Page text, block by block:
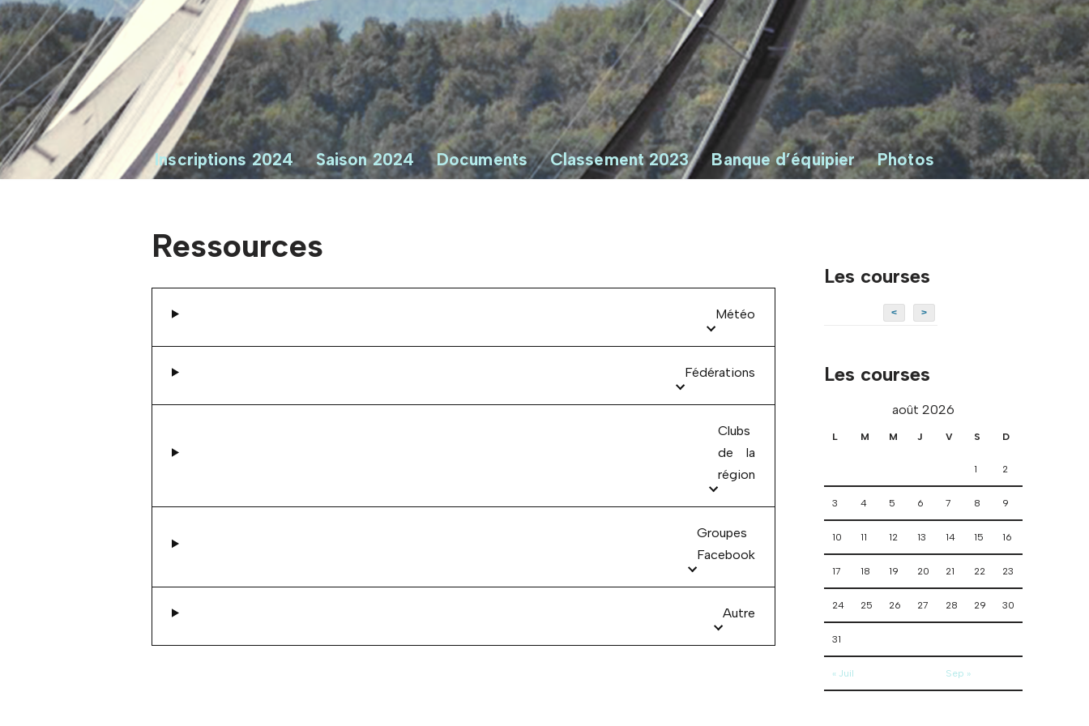
Inscriptions 2024 Saison 2024 Documents Classement 2023 Banque d’équipier Photos
Ressources
Météo
Fédérations
Clubs
de la
région
Groupes
Facebook
Autre
Les courses
< >
Les courses
août 2026
L M M J V S D
1 2
3 4 5 6 7 8 9
10 11 12 13 14 15 16
17 18 19 20 21 22 23
24 25 26 27 28 29 30
31
« Juil Sep »